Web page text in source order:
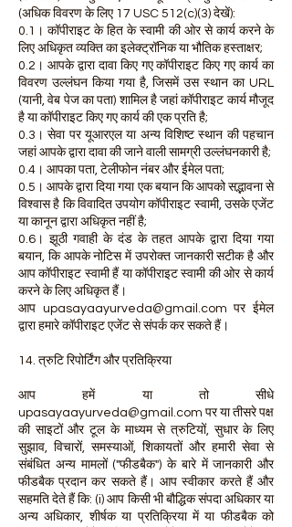
(अधिक विवरण के लिए 17 USC 512(c)(3) देखें):
0.1। कॉपीराइट के हित के स्वामी की ओर से कार्य करने के
लिए अधिकृत व्यक्ति का इलेक्ट्रॉनिक या भौतिक हस्ताक्षर;
0.2। आपके द्वारा दावा किए गए कॉपीराइट किए गए कार्य का
विवरण उल्लंघन किया गया है, जिसमें उस स्थान का URL
(यानी, वेब पेज का पता) शामिल है जहां कॉपीराइट कार्य मौजूद
है या कॉपीराइट किए गए कार्य की एक प्रति है;
0.3। सेवा पर यूआरएल या अन्य विशिष्ट स्थान की पहचान
जहां आपके द्वारा दावा की जाने वाली सामग्री उल्लंघनकारी है;
0.4। आपका पता, टेलीफोन नंबर और ईमेल पता;
0.5। आपके द्वारा दिया गया एक बयान कि आपको सद्भावना से
विश्वास है कि विवादित उपयोग कॉपीराइट स्वामी, उसके एजेंट
या कानून द्वारा अधिकृत नहीं है;
0.6। झूठी गवाही के दंड के तहत आपके द्वारा दिया गया
बयान, कि आपके नोटिस में उपरोक्त जानकारी सटीक है और
आप कॉपीराइट स्वामी हैं या कॉपीराइट स्वामी की ओर से कार्य
करने के लिए अधिकृत हैं।
आप upasayaayurveda@gmail.com पर ईमेल
द्वारा हमारे कॉपीराइट एजेंट से संपर्क कर सकते हैं।
14. त्रुटि रिपोर्टिंग और प्रतिक्रिया
आप हमें या तो सीधे
upasayaayurveda@gmail.com पर या तीसरे पक्ष
की साइटों और टूल के माध्यम से त्रुटियों, सुधार के लिए
सुझाव, विचारों, समस्याओं, शिकायतों और हमारी सेवा से
संबंधित अन्य मामलों ("फीडबैक") के बारे में जानकारी और
फीडबैक प्रदान कर सकते हैं। आप स्वीकार करते हैं और
सहमति देते हैं कि: (i) आप किसी भी बौद्धिक संपदा अधिकार या
अन्य अधिकार, शीर्षक या प्रतिक्रिया में या फीडबैक को